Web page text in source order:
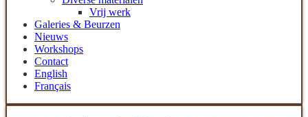
Vrij werk
Galeries & Beurzen
Nieuws
Workshops
Contact
English
Français